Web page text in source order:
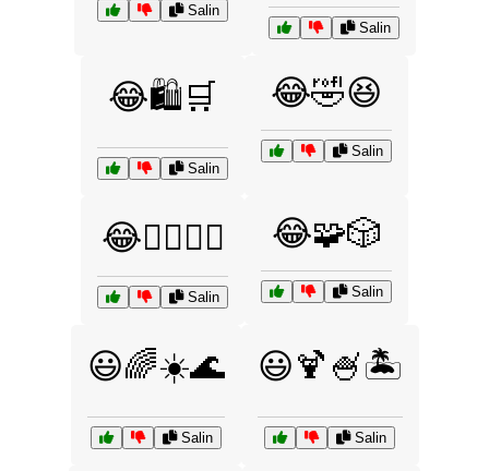
Salin
Salin
😂🛍️🛒
Salin
😂🤣😆
Salin
😂🧘‍♂️🧘‍♀️
Salin
😂🧩🎲
Salin
😃🌈☀️🌊
Salin
😃🍹🍧🏝️
Salin